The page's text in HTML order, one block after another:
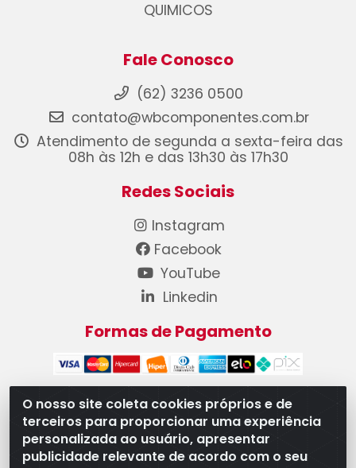
O nosso site coleta cookies próprios e de
terceiros para proporcionar uma experiência
personalizada ao usuário, apresentar
publicidade relevante de acordo com o seu
QUIMICOS
Fale Conosco
(62) 3236 0500
contato@wbcomponentes.com.br
Atendimento de segunda a sexta-feira das
08h às 12h e das 13h30 às 17h30
Redes Sociais
Instagram
Facebook
YouTube
Linkedin
Formas de Pagamento
WB Componentes Automotivos LTDA - CNPJ
08.528.393/0001-12 - Rua do Níquel, 667 - Parque
Oeste Industrial, Goiânia/GO - CEP 74375-660